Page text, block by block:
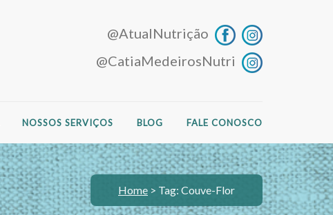
@AtualNutrição
@CatiaMedeirosNutri
NOSSOS SERVIÇOS BLOG FALE CONOSCO
Home > Tag: Couve-Flor